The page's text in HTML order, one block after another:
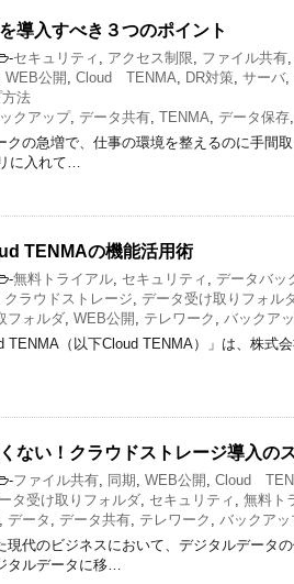
導入すべき３つのポイント
-セキュリティ , アクセス制限, ファイル共有,
WEB公開 , Cloud TENMA, DR対策, サーバ,
法
クアップ, データ共有, TENMA, データ保存,
クの急増で、仕事の環境を整えるのに手間
に入れて…
TENMAの機能活用術
-無料トライアル, セキュリティ , データバッ
クラウドストレージ, データ受け取りフォル
フォルダ, WEB公開 , テレワーク , バックア
TENMA（以下Cloud TENMA）」は、株式
ない！クラウドストレージ導入の
-ファイル共有, 同期, WEB公開 , Cloud
タ受け取りフォルダ, セキュリティ , 無料ト
, データ , データ共有, テレワーク , バックアッ
現代のビジネスにおいて、デジタルデータ
タルデータに移…